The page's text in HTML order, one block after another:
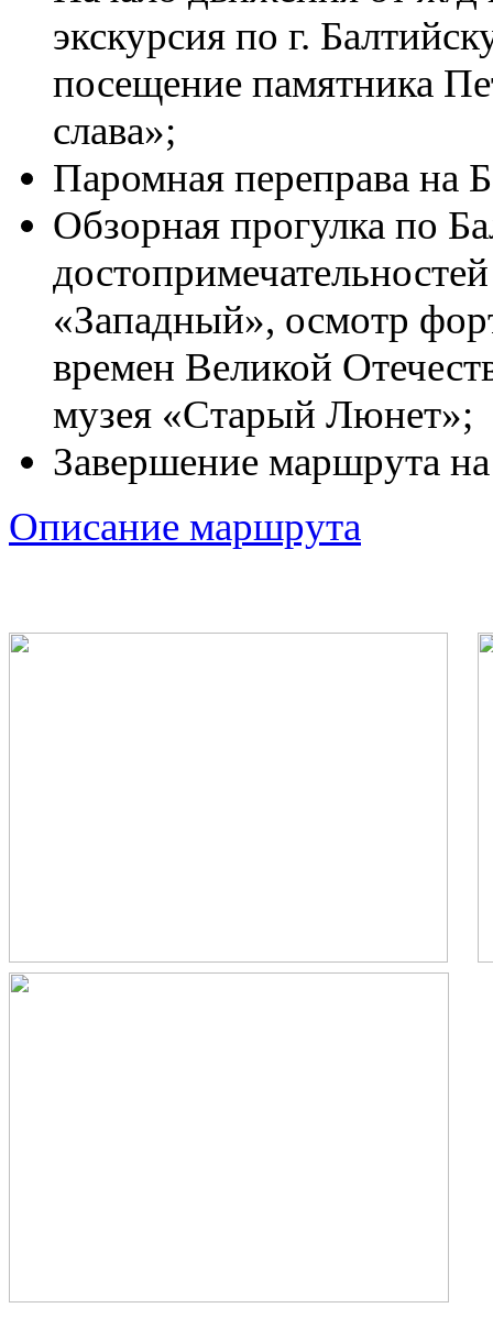
экскурсия по г.
посещение памятника
слава»;
Паромная переправа на
Обзорная прогулка по
«Западный», осмотр
времен Великой
музея «Старый Люнет»;
Завершение маршрута
Описание маршрута